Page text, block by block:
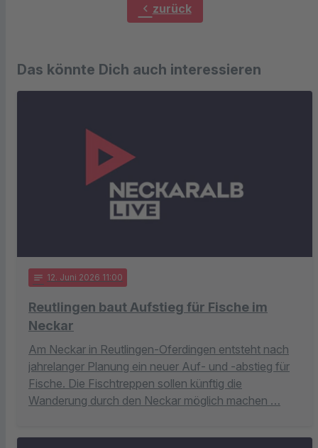
chevron_left zurück
Das könnte Dich auch interessieren
notes 12. Juni 2026 11:00
Reutlingen baut Aufstieg für Fische im
Neckar
Am Neckar in Reutlingen-Oferdingen entsteht nach
jahrelanger Planung ein neuer Auf- und -abstieg für
Fische. Die Fischtreppen sollen künftig die
Wanderung durch den Neckar möglich machen …